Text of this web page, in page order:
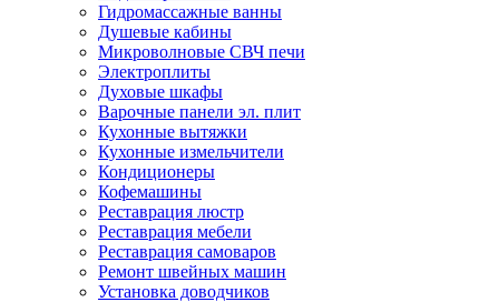
Гидромассажные ванны
Душевые кабины
Микроволновые СВЧ печи
Электроплиты
Духовые шкафы
Варочные панели эл. плит
Кухонные вытяжки
Кухонные измельчители
Кондиционеры
Кофемашины
Реставрация люстр
Реставрация мебели
Реставрация самоваров
Ремонт швейных машин
Установка доводчиков